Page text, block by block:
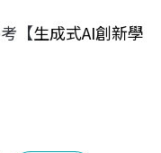
【生成式AI創新學